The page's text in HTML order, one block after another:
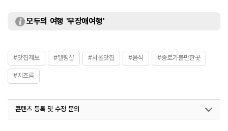
모두의 여행 '무장애여행'
#맛집제보 #멜팅샵 #서울맛집 #음식 #종로가볼만한곳
#치즈룸
콘텐츠 등록 및 수정 문의